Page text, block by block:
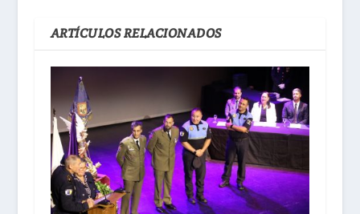
ARTÍCULOS RELACIONADOS